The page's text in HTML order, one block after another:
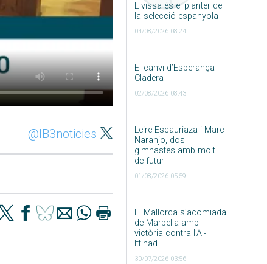
Eivissa és el planter de
la selecció espanyola
04/08/2026 08:24
El canvi d’Esperança
Cladera
02/08/2026 08:43
Leire Escauriaza i Marc
Naranjo, dos
gimnastes amb molt
de futur
01/08/2026 05:59
El Mallorca s’acomiada
de Marbella amb
victòria contra l’Al-
Ittihad
30/07/2026 03:56
@IB3noticies